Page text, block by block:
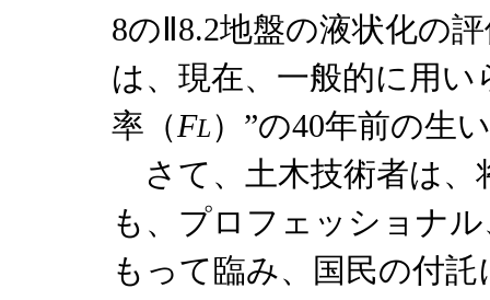
8のⅡ8.2地盤の液状化の
は、現在、一般的に用
率（FL）”の40年前の生
さて、土木技術者は、
も、プロフェッショナ
もって臨み、国民の付